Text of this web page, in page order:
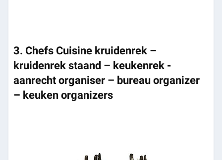
3. Chefs Cuisine kruidenrek –
kruidenrek staand – keukenrek -
aanrecht organiser – bureau organizer
– keuken organizers